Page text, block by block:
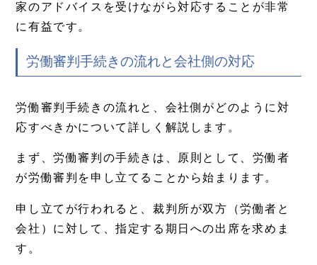
家のアドバイスを受けながら対応することが非常
に有益です。
労働審判手続きの流れと会社側の対応
労働審判手続きの流れと、会社側がどのように対
応すべきかについて詳しく解説します。
まず、労働審判の手続きは、原則として、労働者
が労働審判を申し立てることから始まります。
申し立てが行われると、裁判所が双方（労働者と
会社）に対して、指定する期日への出席を求めま
す。